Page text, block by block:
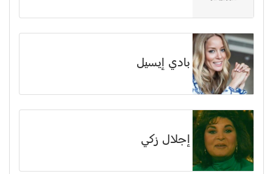
بادي إيسيل
إجلال زكي